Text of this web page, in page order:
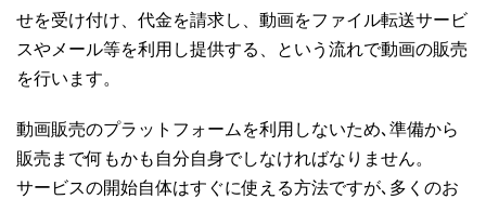
せを受け付け、代金を請求し、動画をファイル転送サービ
スやメール等を利用し提供する、という流れで動画の販売
を行います。
動画販売のプラットフォームを利用しないため､準備から
販売まで何もかも自分自身でしなければなりません。
サービスの開始自体はすぐに使える方法ですが､多くのお